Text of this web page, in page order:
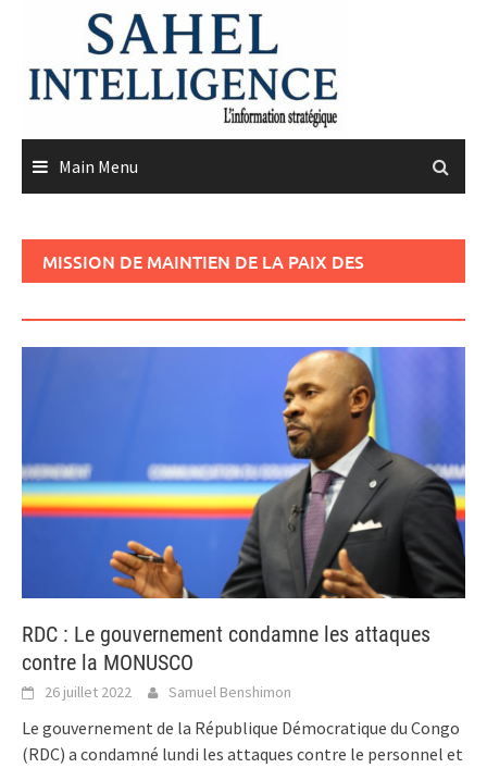
content
Main Menu
MISSION DE MAINTIEN DE LA PAIX DES
RDC : Le gouvernement condamne les attaques
contre la MONUSCO
26 juillet 2022 Samuel Benshimon
Le gouvernement de la République Démocratique du Congo
(RDC) a condamné lundi les attaques contre le personnel et